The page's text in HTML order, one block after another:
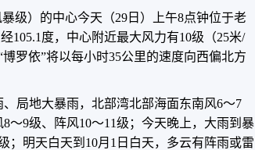
级）的中心今天（29日）上午8点钟位于老
105.1度，中心附近最大风力有10级（25米/
罗依”将以每小时35公里的速度向西偏北方
局地大暴雨，北部湾北部海面东南风6～7
～9级、阵风10～11级；今天晚上，大雨到暴
；明天白天到10月1日白天，多云有阵雨或雷